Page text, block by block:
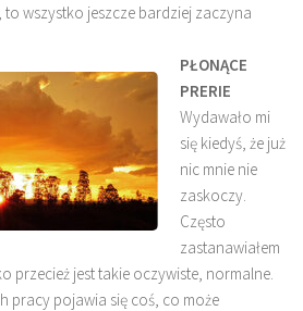
to wszystko jeszcze bardziej zaczyna
PŁONĄCE
PRERIE
Wydawało mi
się kiedyś, że już
nic mnie nie
zaskoczy.
Często
zastanawiałem
przecież jest takie oczywiste, normalne.
pracy pojawia się coś, co może